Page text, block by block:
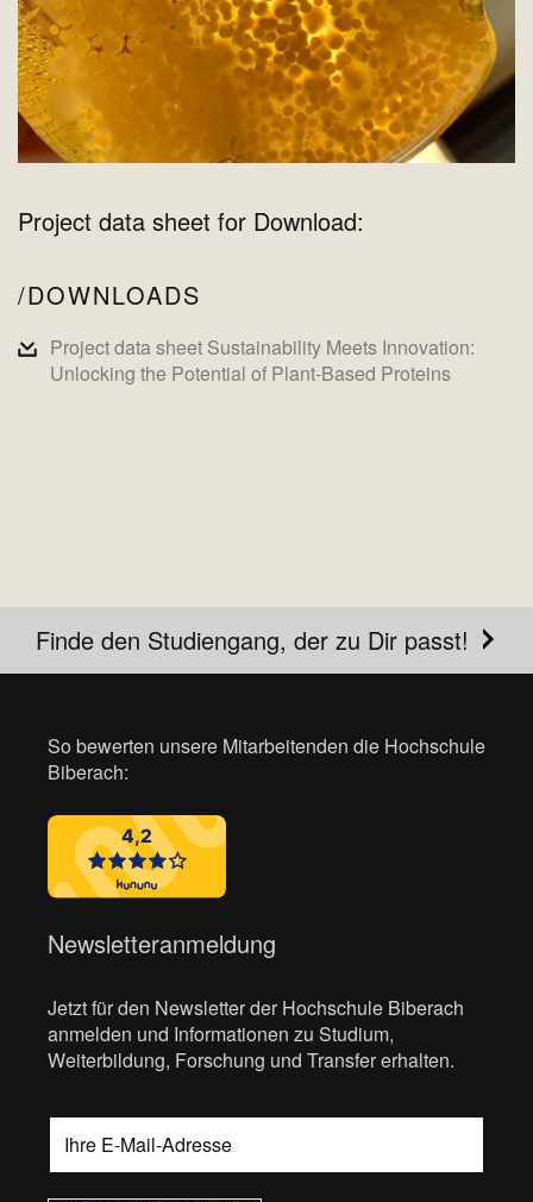
Project data sheet for Download:
DOWNLOADS
Project data sheet Sustainability Meets Innovation:
Unlocking the Potential of Plant-Based Proteins
Finde den Studiengang, der zu Dir passt!
So bewerten unsere Mitarbeitenden die Hochschule
Biberach:
Newsletteranmeldung
Jetzt für den Newsletter der Hochschule Biberach
anmelden und Informationen zu Studium,
Weiterbildung, Forschung und Transfer erhalten.